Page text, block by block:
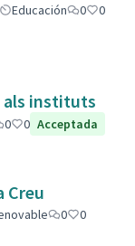
Educación 0
0
als instituts
0 0 Acceptada
Creu
0
0